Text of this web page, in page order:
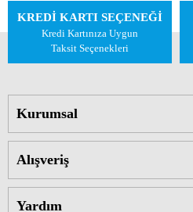
KREDİ KARTI SEÇENEĞİ
Kredi Kartınıza Uygun
Taksit Seçenekleri
Kurumsal
Alışveriş
Yardım